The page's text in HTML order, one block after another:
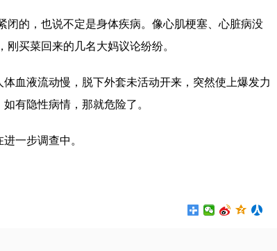
闭的，也说不定是身体疾病。像心肌梗塞、心脏病没
刚买菜回来的几名大妈议论纷纷。
血液流动慢，脱下外套未活动开来，突然使上爆发力
有隐性病情，那就危险了。
一步调查中。